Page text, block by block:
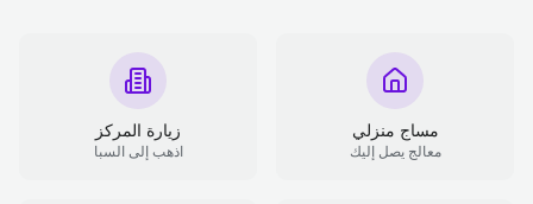
مساج منزلي
معالج يصل إليك
زيارة المركز
اذهب إلى السبا